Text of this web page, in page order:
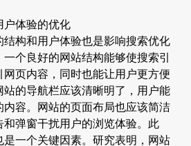
体验的优化
构和用户体验也是影响搜索优化
个良好的网站结构能够使搜索引
页内容，同时也能让用户更方便
的导航栏应该清晰明了，用户能
容。网站的页面布局也应该简洁
弹窗干扰用户的浏览体验。此
一个关键因素。研究表明，网站